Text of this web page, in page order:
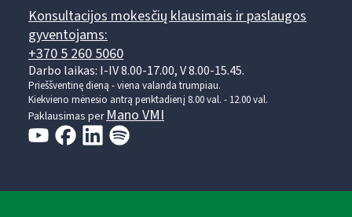
Konsultacijos mokesčių klausimais ir paslaugos
gyventojams:
+370 5 260 5060
Darbo laikas: I-IV 8.00-17.00, V 8.00-15.45.
Prieššventinę dieną - viena valanda trumpiau.
Kiekvieno mėnesio antrą penktadienį 8.00 val. - 12.00 val.
Paklausimas perMano VMI